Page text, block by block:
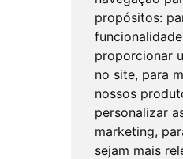
propósitos:
proporcionar
no site, para
nossos
personalizar
marketing,
sejam mais